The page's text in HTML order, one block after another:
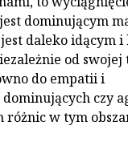
dominującym
daleko idącym i
od swojej
do empatii i
czy
różnic w tym